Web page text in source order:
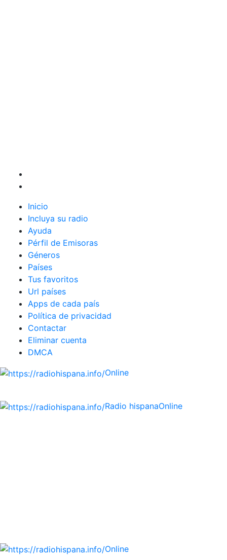
Inicio
Incluya su radio
Ayuda
Pérfil de Emisoras
Géneros
Países
Tus favoritos
Url países
Apps de cada país
Política de privacidad
Contactar
Eliminar cuenta
DMCA
Online
Radio hispanaOnline
Online